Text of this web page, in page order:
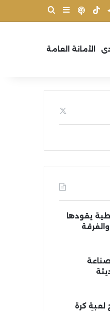
تيلقرام‫TikTokبودكاستإضافة عمود
الأمانة العامة
يقودها
لعبة كرة